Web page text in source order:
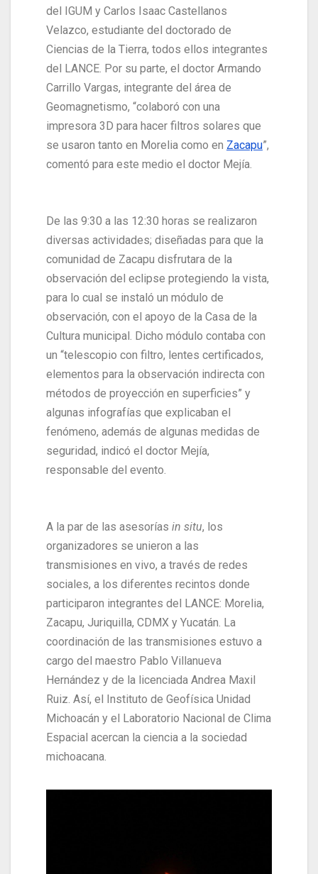
del IGUM y Carlos Isaac Castellanos
Velazco, estudiante del doctorado de
Ciencias de la Tierra, todos ellos integrantes
del LANCE. Por su parte, el doctor Armando
Carrillo Vargas, integrante del área de
Geomagnetismo, “colaboró con una
impresora 3D para hacer filtros solares que
se usaron tanto en Morelia como en Zacapu”,
comentó para este medio el doctor Mejía.
De las 9:30 a las 12:30 horas se realizaron
diversas actividades; diseñadas para que la
comunidad de Zacapu disfrutara de la
observación del eclipse protegiendo la vista,
para lo cual se instaló un módulo de
observación, con el apoyo de la Casa de la
Cultura municipal. Dicho módulo contaba con
un “telescopio con filtro, lentes certificados,
elementos para la observación indirecta con
métodos de proyección en superficies” y
algunas infografías que explicaban el
fenómeno, además de algunas medidas de
seguridad, indicó el doctor Mejía,
responsable del evento.
A la par de las asesorías in situ, los
organizadores se unieron a las
transmisiones en vivo, a través de redes
sociales, a los diferentes recintos donde
participaron integrantes del LANCE: Morelia,
Zacapu, Juriquilla, CDMX y Yucatán. La
coordinación de las transmisiones estuvo a
cargo del maestro Pablo Villanueva
Hernández y de la licenciada Andrea Maxil
Ruiz. Así, el Instituto de Geofísica Unidad
Michoacán y el Laboratorio Nacional de Clima
Espacial acercan la ciencia a la sociedad
michoacana.